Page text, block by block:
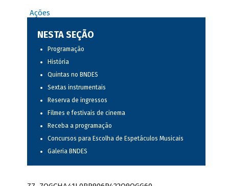
Ações
NESTA SEÇÃO
Programação
História
Quintas no BNDES
Sextas instrumentais
Reserva de ingressos
Filmes e festivais de cinema
Receba a programação
Concursos para Escolha de Espetáculos Musicais
Galeria BNDES